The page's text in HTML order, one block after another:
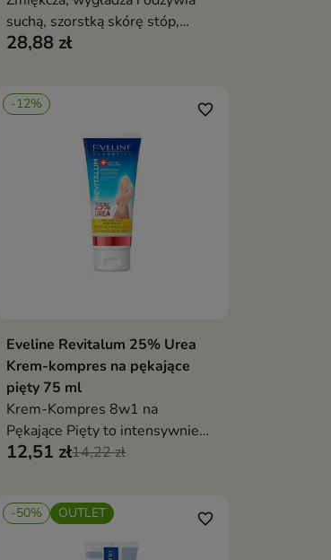
suchą, szorstką skórę stóp,
przywracając jej komfort i
28,88 zł
-12%
Dodaj do koszyka
favorite_border
Eveline Revitalum 25% Urea
Krem-kompres na pękające
pięty 75 ml
Krem-Kompres 8w1 na
Pękające Pięty to intensywnie
regenerujący kosmetyk
nadmiernego rogowacenia
12,51 zł14,22 zł
-50% OUTLET favorite_border